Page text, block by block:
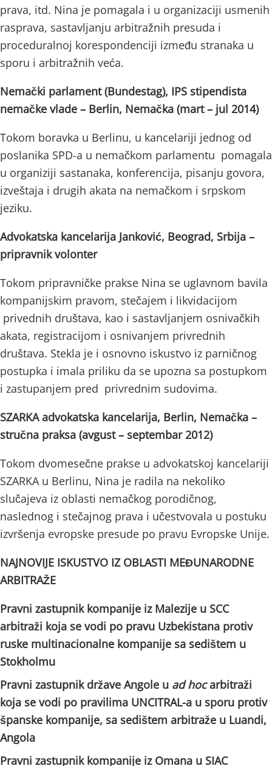
prava, itd. Nina je pomagala i u organizaciji usmenih
rasprava, sastavljanju arbitražnih presuda i
proceduralnoj korespondenciji između stranaka u
sporu i arbitražnih veća.
Nemački parlament (Bundestag), IPS stipendista
nemačke vlade – Berlin, Nemačka (mart – jul 2014)
Tokom boravka u Berlinu, u kancelariji jednog od
poslanika SPD-a u nemačkom parlamentu pomagala
u organiziji sastanaka, konferencija, pisanju govora,
izveštaja i drugih akata na nemačkom i srpskom
jeziku.
Advokatska kancelarija Janković, Beograd, Srbija –
pripravnik volonter
Tokom pripravničke prakse Nina se uglavnom bavila
kompanijskim pravom, stečajem i likvidacijom
privednih društava, kao i sastavljanjem osnivačkih
akata, registracijom i osnivanjem privrednih
društava. Stekla je i osnovno iskustvo iz parničnog
postupka i imala priliku da se upozna sa postupkom
i zastupanjem pred privrednim sudovima.
SZARKA advokatska kancelarija, Berlin, Nemačka –
stručna praksa (avgust – septembar 2012)
Tokom dvomesečne prakse u advokatskoj kancelariji
SZARKA u Berlinu, Nina je radila na nekoliko
slučajeva iz oblasti nemačkog porodičnog,
naslednog i stečajnog prava i učestvovala u postuku
izvršenja evropske presude po pravu Evropske Unije.
NAJNOVIJE ISKUSTVO IZ OBLASTI MEĐUNARODNE
ARBITRAŽE
Pravni zastupnik kompanije iz Malezije u SCC
arbitraži koja se vodi po pravu Uzbekistana protiv
ruske multinacionalne kompanije sa sedištem u
Stokholmu
Pravni zastupnik države Angole u ad hocarbitraži
koja se vodi po pravilima UNCITRAL-a u sporu protiv
španske kompanije, sa sedištem arbitraže u Luandi,
Angola
Pravni zastupnik kompanije iz Omana u SIAC